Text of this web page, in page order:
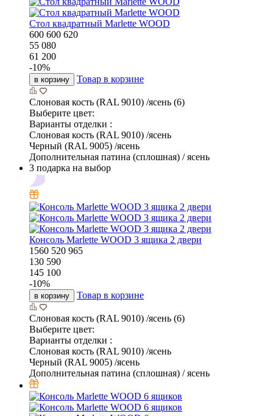
Стол квадратный Marlette WOOD
600 600 620
55 080
61 200
-10%
в корзину Товар в корзине
Слоновая кость (RAL 9010) /ясень (6)
Выберите цвет:
Варианты отделки :
Слоновая кость (RAL 9010) /ясень
Черный (RAL 9005) /ясень
Дополнительная патина (сплошная) / ясень
3 подарка на выбор
Консоль Marlette WOOD 3 ящика 2 двери
1560 520 965
130 590
145 100
-10%
в корзину Товар в корзине
Слоновая кость (RAL 9010) /ясень (6)
Выберите цвет:
Варианты отделки :
Слоновая кость (RAL 9010) /ясень
Черный (RAL 9005) /ясень
Дополнительная патина (сплошная) / ясень